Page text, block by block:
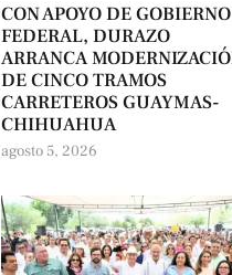
CON APOYO DE GOBIERNO
FEDERAL, DURAZO
ARRANCA
DE CINCO TRAMOS
CARRETEROS GUAYMAS-
CHIHUAHUA
agosto 5, 2026